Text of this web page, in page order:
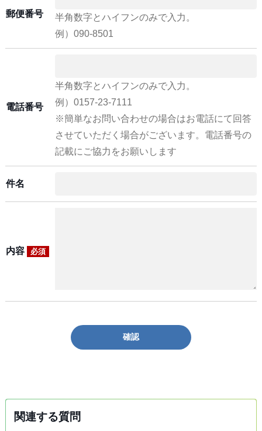
郵便番号
半角数字とハイフンのみで入力。
例）090-8501
電話番号
半角数字とハイフンのみで入力。
例）0157-23-7111
※簡単なお問い合わせの場合はお電話にて回答
させていただく場合がございます。電話番号の
記載にご協力をお願いします
件名
内容 必須
確認
関連する質問